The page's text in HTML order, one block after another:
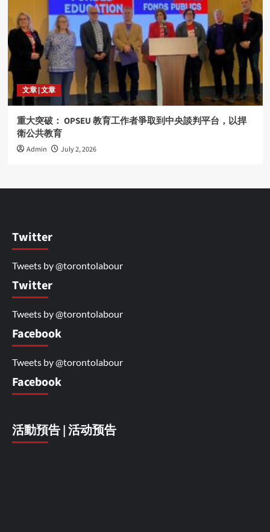
文章 | 文章
重大突破： OPSEU 教育工作者爭取到中央談判平台，以捍
衛公共教育
Admin July 2, 2026
Twitter
Tweets by @torontolabour
Twitter
Tweets by @torontolabour
Facebook
Tweets by @torontolabour
Facebook
活動預告 | 活动预告